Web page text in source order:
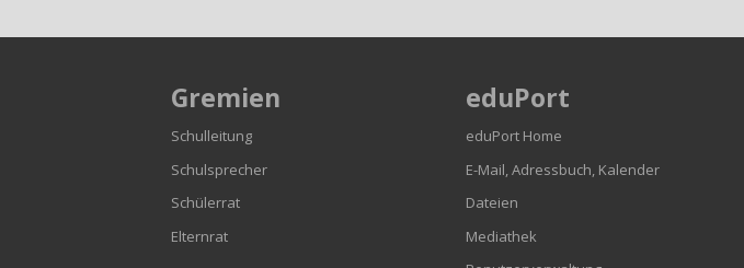
Gremien
Schulleitung
Schulsprecher
Schülerrat
Elternrat
eduPort
eduPort Home
E-Mail, Adressbuch, Kalender
Dateien
Mediathek